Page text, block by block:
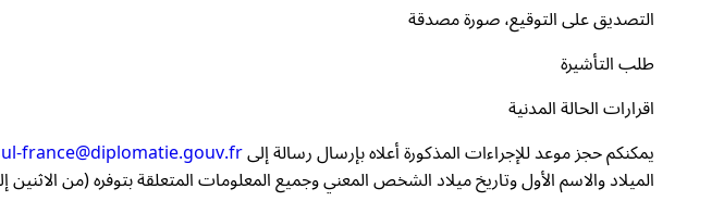
التصديق على التوقيع، صورة مصدقة
طلب التأشيرة
اقرارات الحالة المدنية
يمكنكم حجز موعد للإجراءات المذكورة أعلاه بإرسال رسالة إلىfrance@diplomatie.gouv.fr
الميلاد والاسم الأول وتاريخ ميلاد الشخص المعني وجميع المعلومات المتعلقة بتوفره (من الاثنين إلى الجمعة، من